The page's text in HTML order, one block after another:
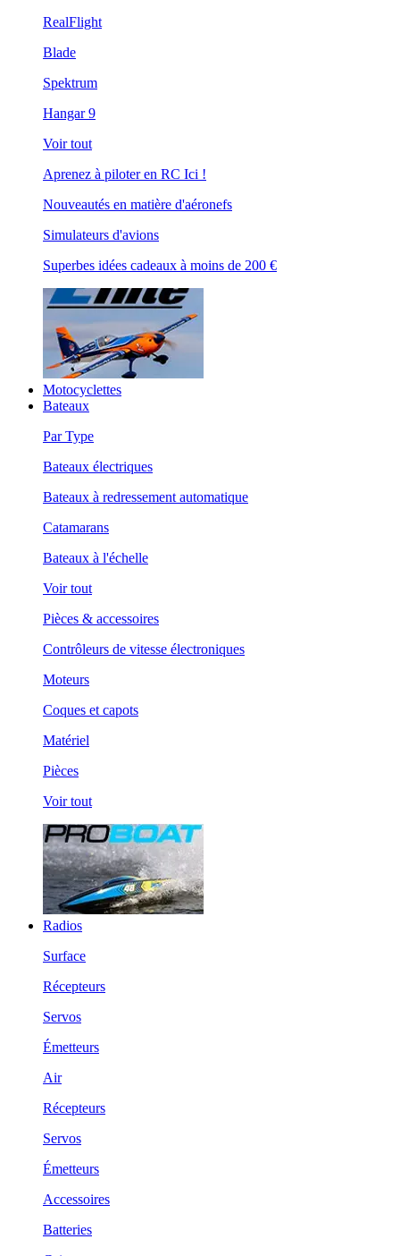
RealFlight
Blade
Spektrum
Hangar 9
Voir tout
Aprenez à piloter en RC Ici !
Nouveautés en matière d'aéronefs
Simulateurs d'avions
Superbes idées cadeaux à moins de 200 €
Motocyclettes
Bateaux
Par Type
Bateaux électriques
Bateaux à redressement automatique
Catamarans
Bateaux à l'échelle
Voir tout
Pièces & accessoires
Contrôleurs de vitesse électroniques
Moteurs
Coques et capots
Matériel
Pièces
Voir tout
Radios
Surface
Récepteurs
Servos
Émetteurs
Air
Récepteurs
Servos
Émetteurs
Accessoires
Batteries